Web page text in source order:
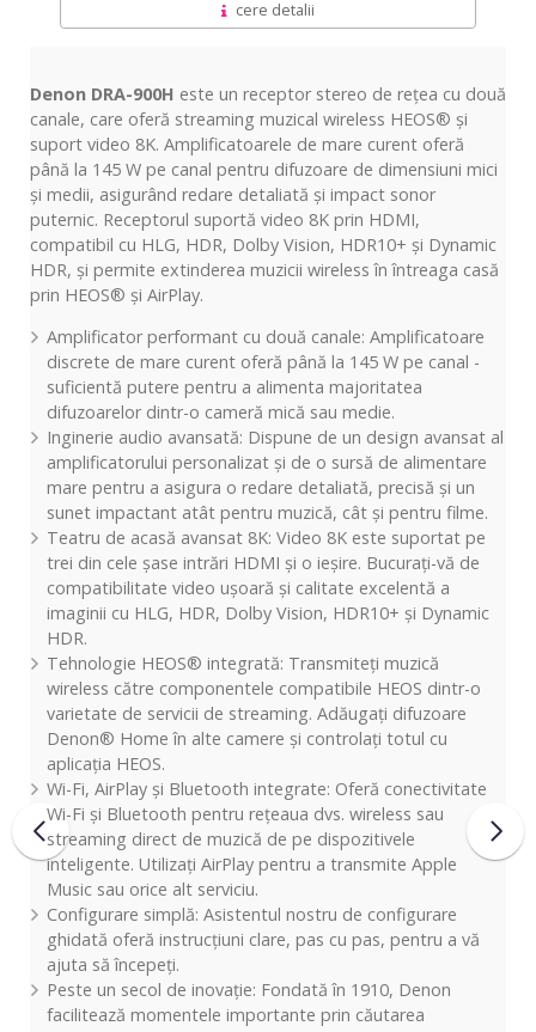
cere detalii
Denon DRA-900H este un receptor stereo de rețea cu două
canale, care oferă streaming muzical wireless HEOS® și
suport video 8K. Amplificatoarele de mare curent oferă
până la 145 W pe canal pentru difuzoare de dimensiuni mici
și medii, asigurând redare detaliată și impact sonor
puternic. Receptorul suportă video 8K prin HDMI,
compatibil cu HLG, HDR, Dolby Vision, HDR10+ și Dynamic
HDR, și permite extinderea muzicii wireless în întreaga casă
prin HEOS® și AirPlay.
Amplificator performant cu două canale: Amplificatoare
discrete de mare curent oferă până la 145 W pe canal -
suficientă putere pentru a alimenta majoritatea
difuzoarelor dintr-o cameră mică sau medie.
Inginerie audio avansată: Dispune de un design avansat al
amplificatorului personalizat și de o sursă de alimentare
mare pentru a asigura o redare detaliată, precisă și un
sunet impactant atât pentru muzică, cât și pentru filme.
Teatru de acasă avansat 8K: Video 8K este suportat pe
trei din cele șase intrări HDMI și o ieșire. Bucurați-vă de
compatibilitate video ușoară și calitate excelentă a
imaginii cu HLG, HDR, Dolby Vision, HDR10+ și Dynamic
HDR.
Tehnologie HEOS® integrată: Transmiteți muzică
wireless către componentele compatibile HEOS dintr-o
varietate de servicii de streaming. Adăugați difuzoare
Denon® Home în alte camere și controlați totul cu
aplicația HEOS.
Wi-Fi, AirPlay și Bluetooth integrate: Oferă conectivitate
Wi-Fi și Bluetooth pentru rețeaua dvs. wireless sau
streaming direct de muzică de pe dispozitivele
inteligente. Utilizați AirPlay pentru a transmite Apple
Music sau orice alt serviciu.
Configurare simplă: Asistentul nostru de configurare
ghidată oferă instrucțiuni clare, pas cu pas, pentru a vă
ajuta să începeți.
Peste un secol de inovație: Fondată în 1910, Denon
facilitează momentele importante prin căutarea